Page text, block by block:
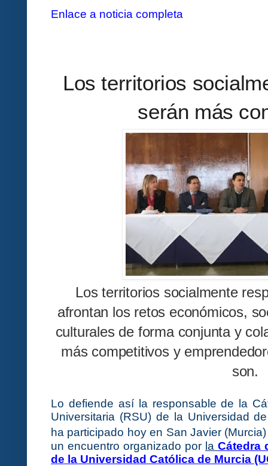
Enlace a noticia completa
Los territorios
serán más
Los territorios socialmente
afrontan los retos económicos,
culturales de forma conjunta y
más competitivos y
son.
Lo defiende así la responsable de la
Universitaria (RSU) de la Universidad
ha participado hoy en San Javier
un encuentro organizado por la Cátedra
de la Universidad Católica de Murcia